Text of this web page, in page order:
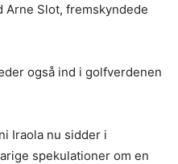
Slot, fremskyndede
også ind i golfverdenen
Iraola nu sidder i
spekulationer om en